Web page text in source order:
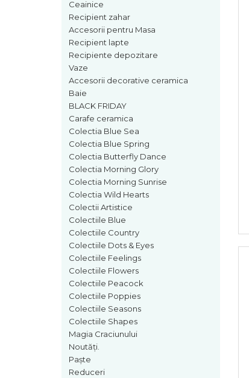
Recipiente depozitare
Accesorii decorative
Colectia Forget-me-nots
Colectia Basket of Blue
Colectii Artistice
Colectiile Country
Colectia Sweet Dreams
Colectia Leaf Bed
Colectia Autumn Garden
Colectia Little Flowers
Colectia Berries
Colectia Butterfly Dance
Colectia Morning Sunrise
Colectia Infinity
Colectia Morning Glory
Colectia Blue Sea
Colectia Wild Hearts
Colectia Blue Spring
Ceainice
Recipient zahar
Accesorii pentru Masa
Recipient lapte
Recipiente depozitare
Vaze
Accesorii decorative ceramica
Baie
BLACK FRIDAY
Carafe ceramica
Colectia Blue Sea
Colectia Blue Spring
Colectia Butterfly Dance
Colectia Morning Glory
Colectia Morning Sunrise
Colectia Wild Hearts
Colectii Artistice
Colectiile Blue
Colectiile Country
Colectiile Dots & Eyes
Colectiile Feelings
Colectiile Flowers
Colectiile Peacock
Colectiile Poppies
Colectiile Seasons
Colectiile Shapes
Magia Craciunului
Noutăți.
Paște
Reduceri